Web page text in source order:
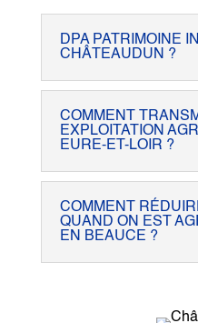
DPA PATRIMOINE
CHÂTEAUDUN ?
COMMENT
EXPLOITATION
EURE-ET-LOIR ?
COMMENT
QUAND ON EST
EN BEAUCE ?